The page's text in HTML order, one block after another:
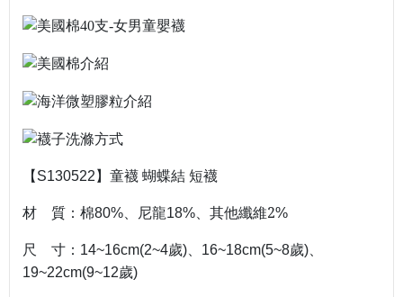
【S130522】童襪蝴蝶結短襪
材 質：棉80%、尼龍18%、其他纖維2%
尺 寸： 14~16cm(2~4歲)、 16~18cm(5~8歲)、
19~22cm(9~12歲)